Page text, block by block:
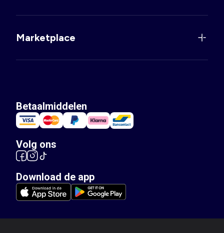
Marketplace
Betaalmiddelen
Volg ons
Download de app